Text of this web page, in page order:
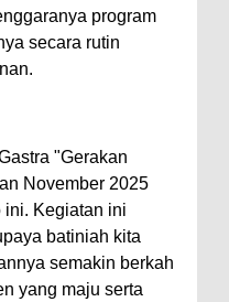
program
secara rutin
"Gerakan
November 2025
ini. Kegiatan ini
batiniah kita
semakin berkah
yang maju serta